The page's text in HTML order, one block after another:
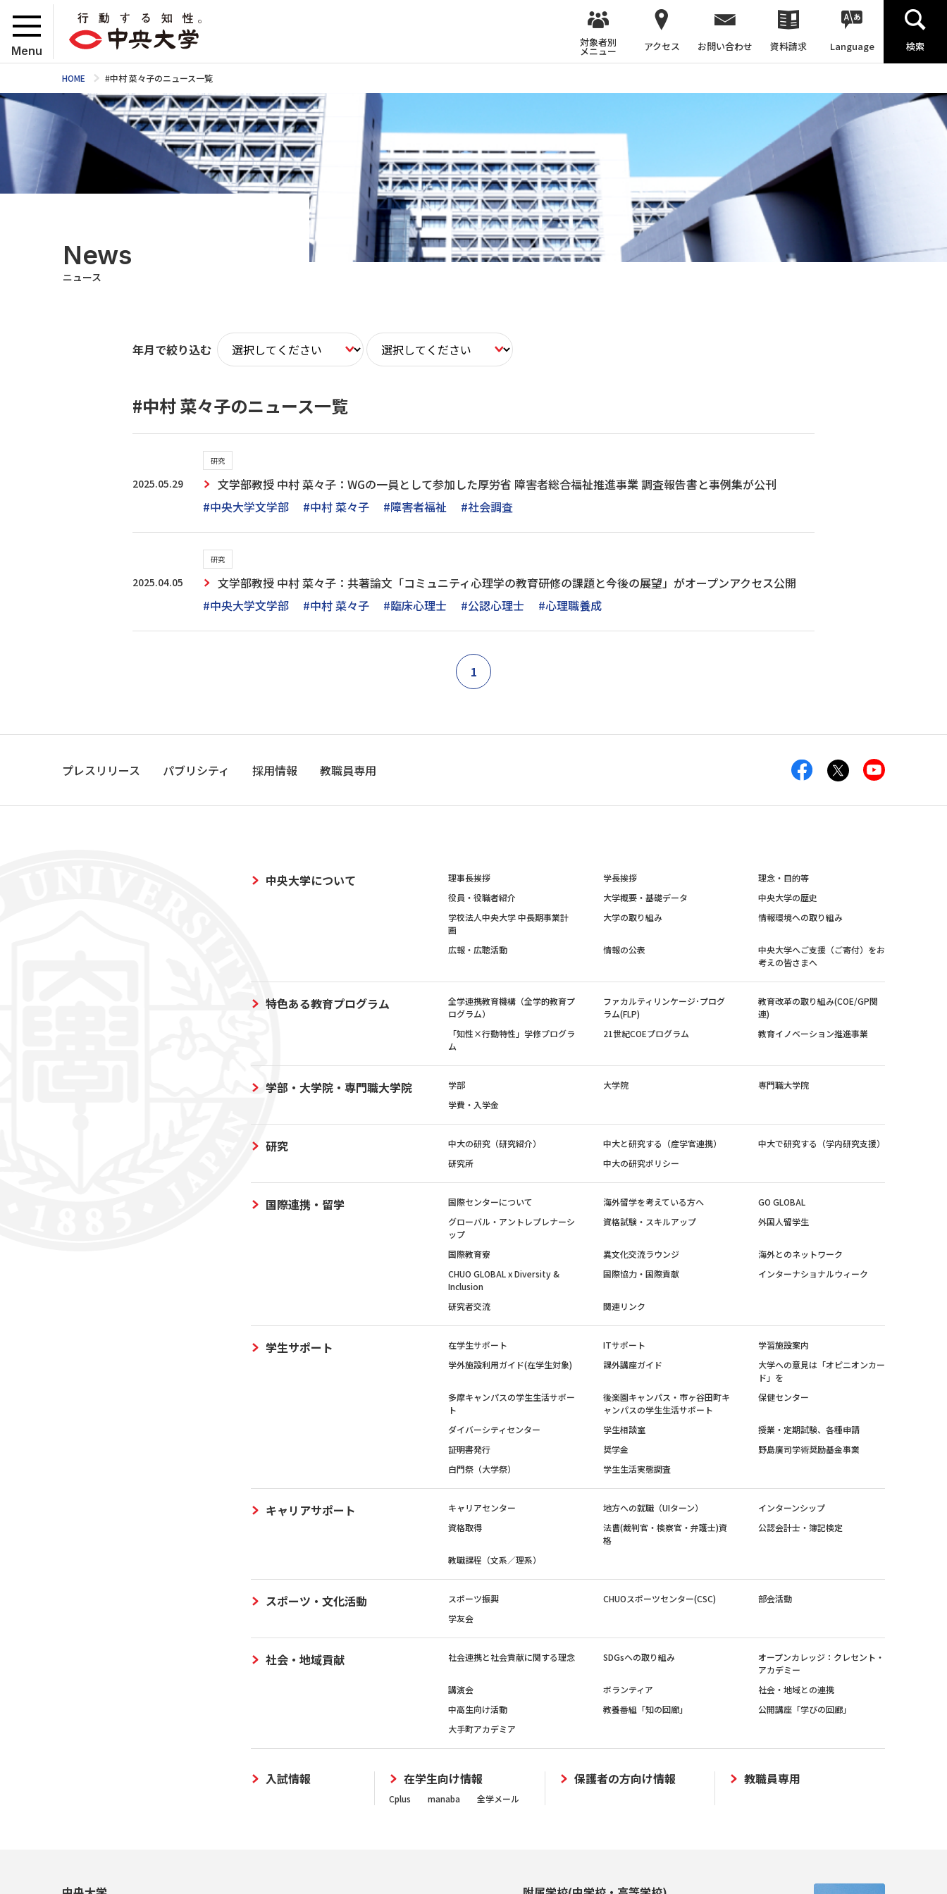
Menu
対象者別
メニュー アクセス お問い合わせ 資料請求 Language 検索
HOME #中村 菜々子のニュース一覧
News
ニュース
年月で絞り込む
#中村 菜々子のニュース一覧
2025.05.29
研究
文学部教授 中村 菜々子：WGの一員として参加した厚労省 障害者総合福祉推進事業 調査報告書と事例集が公刊
#中央大学文学部
#中村 菜々子 #障害者福祉 #社会調査
2025.04.05
研究
文学部教授 中村 菜々子：共著論文「コミュニティ心理学の教育研修の課題と今後の展望」がオープンアクセス公開
#中央大学文学部
#中村 菜々子 #臨床心理士 #公認心理士 #心理職養成
1
プレスリリース パブリシティ 採用情報 教職員専用
中央大学について 理事長挨拶 学長挨拶
理念・目的等
役員・役職者紹介
大学概要・基礎データ
中央大学の歴史
学校法人中央大学 中長期事業計
画
大学の取り組み 情報環境への取り組み
広報・広聴活動 情報の公表
中央大学へご支援（ご寄付）をお
考えの皆さまへ
特色ある教育プログラム
全学連携教育機構（全学的教育プ
ログラム）
ファカルティリンケージ･プログ
ラム(FLP)
教育改革の取り組み(COE/GP関
連)
「知性×行動特性」学修プログラ
ム
21世紀COEプログラム 教育イノベーション推進事業
学部・大学院・専門職大学院 学部 大学院
専門職大学院
学費・入学金
研究 中大の研究（研究紹介） 中大と研究する（産学官連携）
中大で研究する（学内研究支援）
研究所
中大の研究ポリシー
国際連携・留学 国際センターについて 海外留学を考えている方へ
GO GLOBAL
グローバル・アントレプレナーシ
ップ
資格試験・スキルアップ 外国人留学生
国際教育寮 異文化交流ラウンジ
海外とのネットワーク
CHUO GLOBAL x Diversity &
Inclusion
国際協力・国際貢献 インターナショナルウィーク
研究者交流 関連リンク
学生サポート 在学生サポート ITサポート
学習施設案内
学外施設利用ガイド(在学生対象)
課外講座ガイド
大学への意見は「オピニオンカー
ド」を
多摩キャンパスの学生生活サポー
ト
後楽園キャンパス・市ヶ谷田町キ
ャンパスの学生生活サポート
保健センター
ダイバーシティセンター 学生相談室
授業・定期試験、各種申請
証明書発行
奨学金
野島廣司学術奨励基金事業
白門祭（大学祭）
学生生活実態調査
キャリアサポート キャリアセンター 地方への就職（UIターン）
インターンシップ
資格取得
法曹(裁判官・検察官・弁護士)資
格
公認会計士・簿記検定
教職課程（文系／理系）
スポーツ・文化活動 スポーツ振興 CHUOスポーツセンター(CSC)
部会活動
学友会
社会・地域貢献 社会連携と社会貢献に関する理念 SDGsへの取り組み
オープンカレッジ：クレセント・
アカデミー
講演会
ボランティア
社会・地域との連携
中高生向け活動
教養番組「知の回廊」
公開講座「学びの回廊」
大手町アカデミア
入試情報 在学生向け情報
Cplus manaba 全学メール
保護者の方向け情報 教職員専用